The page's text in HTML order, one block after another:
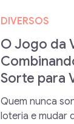
DIVERSOS
O Jogo da
Sorte para
Quem nunca
loteria e mudar